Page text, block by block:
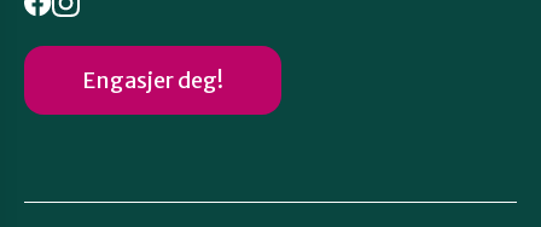
Engasjer deg!